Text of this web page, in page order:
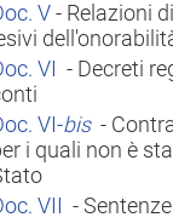
V - Relazioni
VI
- Decreti
VI-bis -
i quali non è
VII
-